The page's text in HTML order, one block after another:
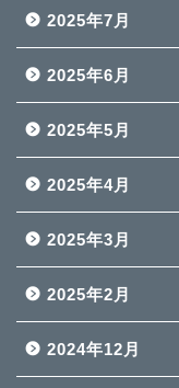
2025年7月
2025年6月
2025年5月
2025年4月
2025年3月
2025年2月
2024年12月